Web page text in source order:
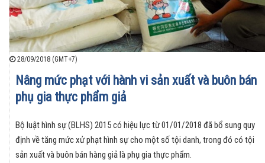
28/09/2018 (GMT+7)
Nâng mức phạt với hành vi sản xuất và buôn bán
phụ gia thực phẩm giả
Bộ luật hình sự (BLHS) 2015 có hiệu lực từ 01/01/2018 đã bổ sung quy
định về tăng mức xử phạt hình sự cho một số tội danh, trong đó có tội
sản xuất và buôn bán hàng giả là phụ gia thực phẩm.